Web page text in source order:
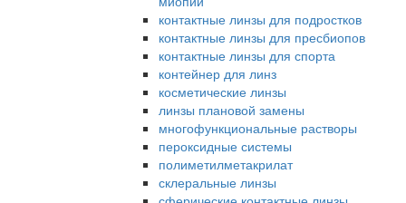
контактные линзы для подростков
контактные линзы для пресбиопов
контактные линзы для спорта
контейнер для линз
косметические линзы
линзы плановой замены
многофункциональные растворы
пероксидные системы
полиметилметакрилат
склеральные линзы